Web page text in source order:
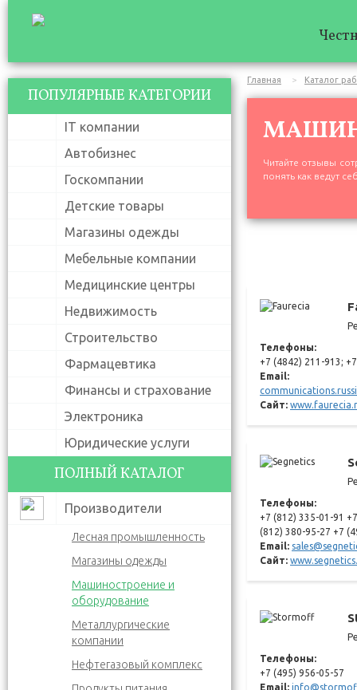
ПОПУЛЯРНЫЕ КАТЕГОРИИ
IT компании
Автобизнес
Госкомпании
Детские товары
Магазины одежды
Мебельные компании
Медицинские центры
Недвижимость
Строительство
Фармацевтика
Финансы и страхование
Электроника
Юридические услуги
ПОЛНЫЙ КАТАЛОГ
Производители
Лесная промышленность
Магазины одежды
Машиностроение и
оборудование
Металлургические
компании
Нефтегазовый комплекс
Главная Каталог
Читайте отзывы
понять как ведут
Телефоны:
+7 (4842) 211-913;
Email:
Сайт:
Телефоны:
+7 (812) 335-01-91
(812) 380-95-27 +7
Email:
Сайт:
Телефоны:
+7 (495) 956-05-57
Email: